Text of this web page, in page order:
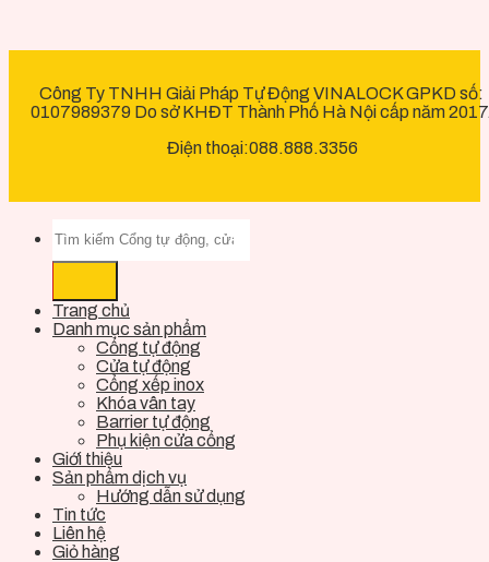
Công Ty TNHH Giải Pháp Tự Động VINALOCK GPKD số:
0107989379 Do sở KHĐT Thành Phố Hà Nội cấp năm
Điện thoại:088.888.3356
Trang chủ
Danh mục sản phẩm
Cổng tự động
Cửa tự động
Cổng xếp inox
Khóa vân tay
Barrier tự động
Phụ kiện cửa cổng
Giới thiệu
Sản phẩm dịch vụ
Hướng dẫn sử dụng
Tin tức
Liên hệ
Giỏ hàng